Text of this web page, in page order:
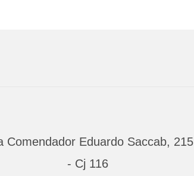
Comendador Eduardo Saccab, 215
- Cj 116